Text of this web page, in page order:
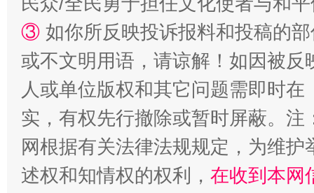
漫山遍野的桃花与雪山、麦地、白藏房 除
③ 如你所反映投诉报料和投稿的
或不文明用语，请谅解！如因被
人或单位版权和其它问题需即时在
实，有权先行撤除或暂时屏蔽。
网根据有关法律法规规定，为维
述权和知情权的权利， 在收到本网